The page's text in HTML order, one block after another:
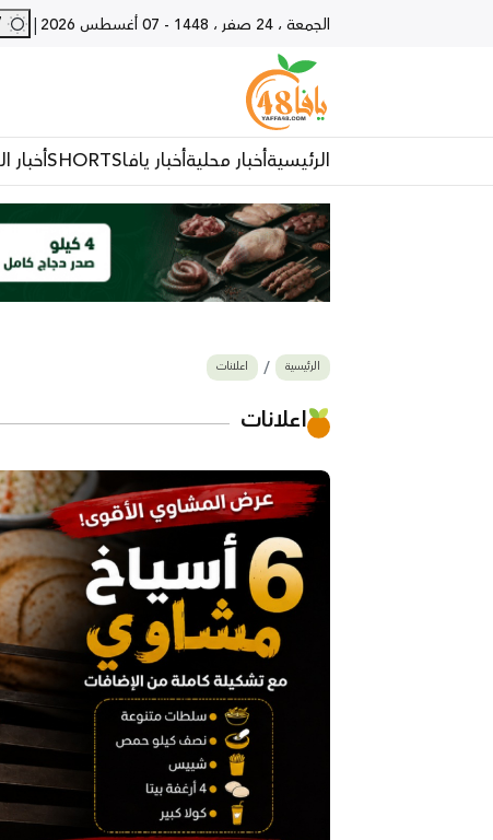
الجمعة ، 24 صفر ، 1448 - 07 أغسطس 2026 |
الرئيسيةأخبار محليةأخبار يافاSHORTSأخبار
الرئيسية اعلانات
اعلانات